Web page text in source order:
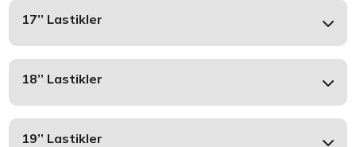
17’’ Lastikler
18’’ Lastikler
19’’ Lastikler